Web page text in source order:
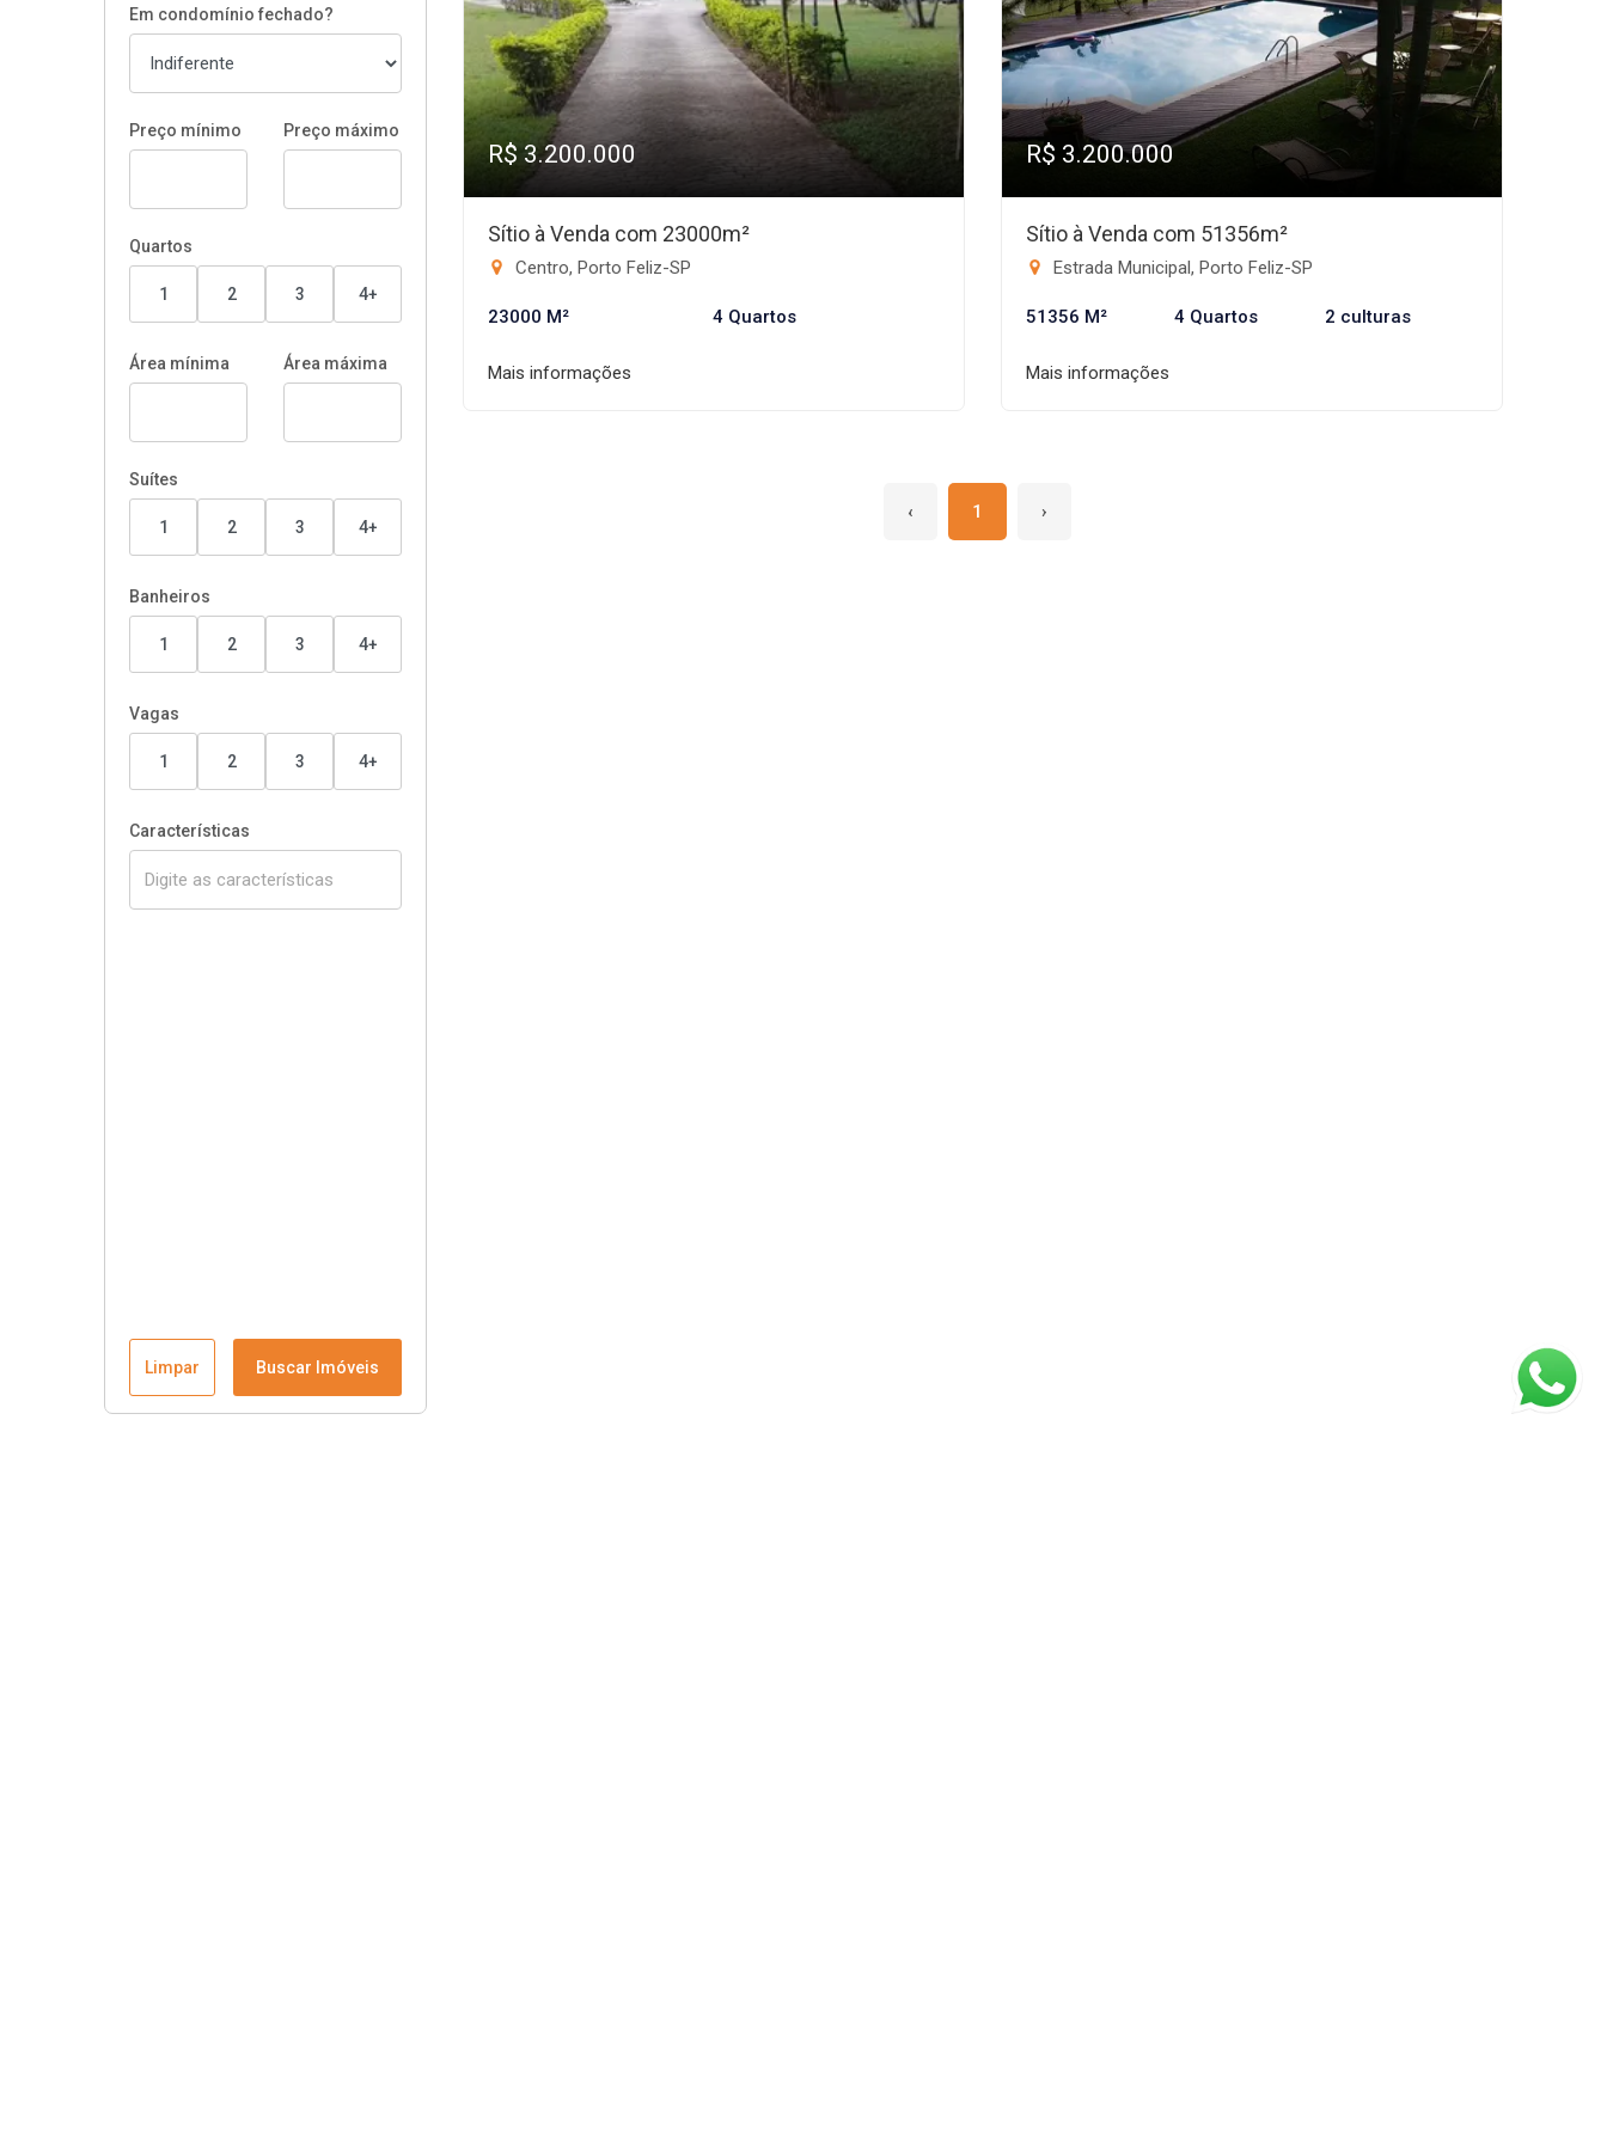
Em condomínio fechado?
Preço mínimo Preço máximo
Quartos
1 2 3 4+
Área mínima Área máxima
Suítes
1 2 3 4+
Banheiros
1 2 3 4+
Vagas
1 2 3 4+
Características
Limpar Buscar Imóveis
R$ 3.200.000
Sítio à Venda com 23000m²
Centro, Porto Feliz-SP
23000 M² 4 Quartos
Mais informações
R$ 3.200.000
Sítio à Venda com 51356m²
Estrada Municipal, Porto Feliz-SP
51356 M² 4 Quartos 2 culturas
Mais informações
‹ 1 ›